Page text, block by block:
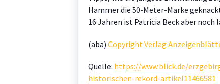
Hammer die 50-Meter-Marke
16 Jahren ist Patricia Beck aber
(aba) Copyright Verlag
Quelle: https://www.blick.de/
historischen-rekord-artikel11466581